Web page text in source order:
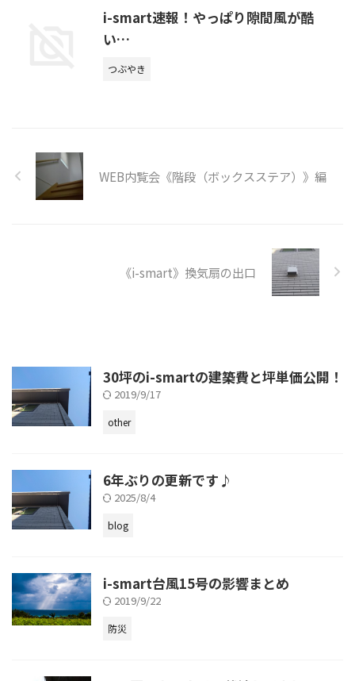
i-smart速報！やっぱり隙間風が酷
い…
つぶやき
WEB内覧会《階段（ボックスステア）》編
《i-smart》換気扇の出口
30坪のi-smartの建築費と坪単価公開！
2019/9/17
other
6年ぶりの更新です♪
2025/8/4
blog
i-smart台風15号の影響まとめ
2019/9/22
防災